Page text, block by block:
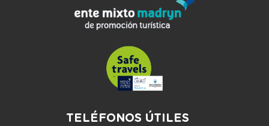
TELÉFONOS ÚTILES